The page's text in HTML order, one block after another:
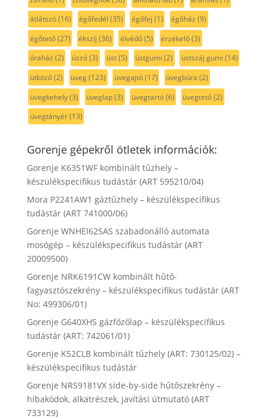
átlátszó(16) égőfedél (35) égőfej (1) égőház (9)
égőtető(27) ékszíj (36) élvédő(5) érzékelő(3)
óraház (2) úszó(3) üst(5) üstgumi (2) üstszáj gumi (14)
ütköző(2) üveg(123) üvegajtó(17) üvegbúra (2)
üvegkehely(3) üveglap(3) üvegtartó(6) üvegtető(2)
üvegtányér(13)
Gorenje gépekről ötletek információk:
Gorenje K6351WF kombinált tűzhely –
készülékspecifikus tudástár (ART 595210/04)
Mora P2241AW1 gáztűzhely – készülékspecifikus
tudástár (ART 741000/06)
Gorenje WNHEI62SAS szabadonálló automata
mosógép – készülékspecifikus tudástár (ART
20009500)
Gorenje NRK6191CW kombinált hűtő-
fagyasztószekrény – készülékspecifikus tudástár (ART
No: 499306/01)
Gorenje G640XHS gázfőzőlap – készülékspecifikus
tudástár (ART: 742061/01)
Gorenje K52CLB kombinált tűzhely (ART: 730125/02) –
készülékspecifikus tudástár
Gorenje NRS9181VX side-by-side hűtőszekrény –
hibakódok, alkatrészek, javítási útmutató (ART
733129)